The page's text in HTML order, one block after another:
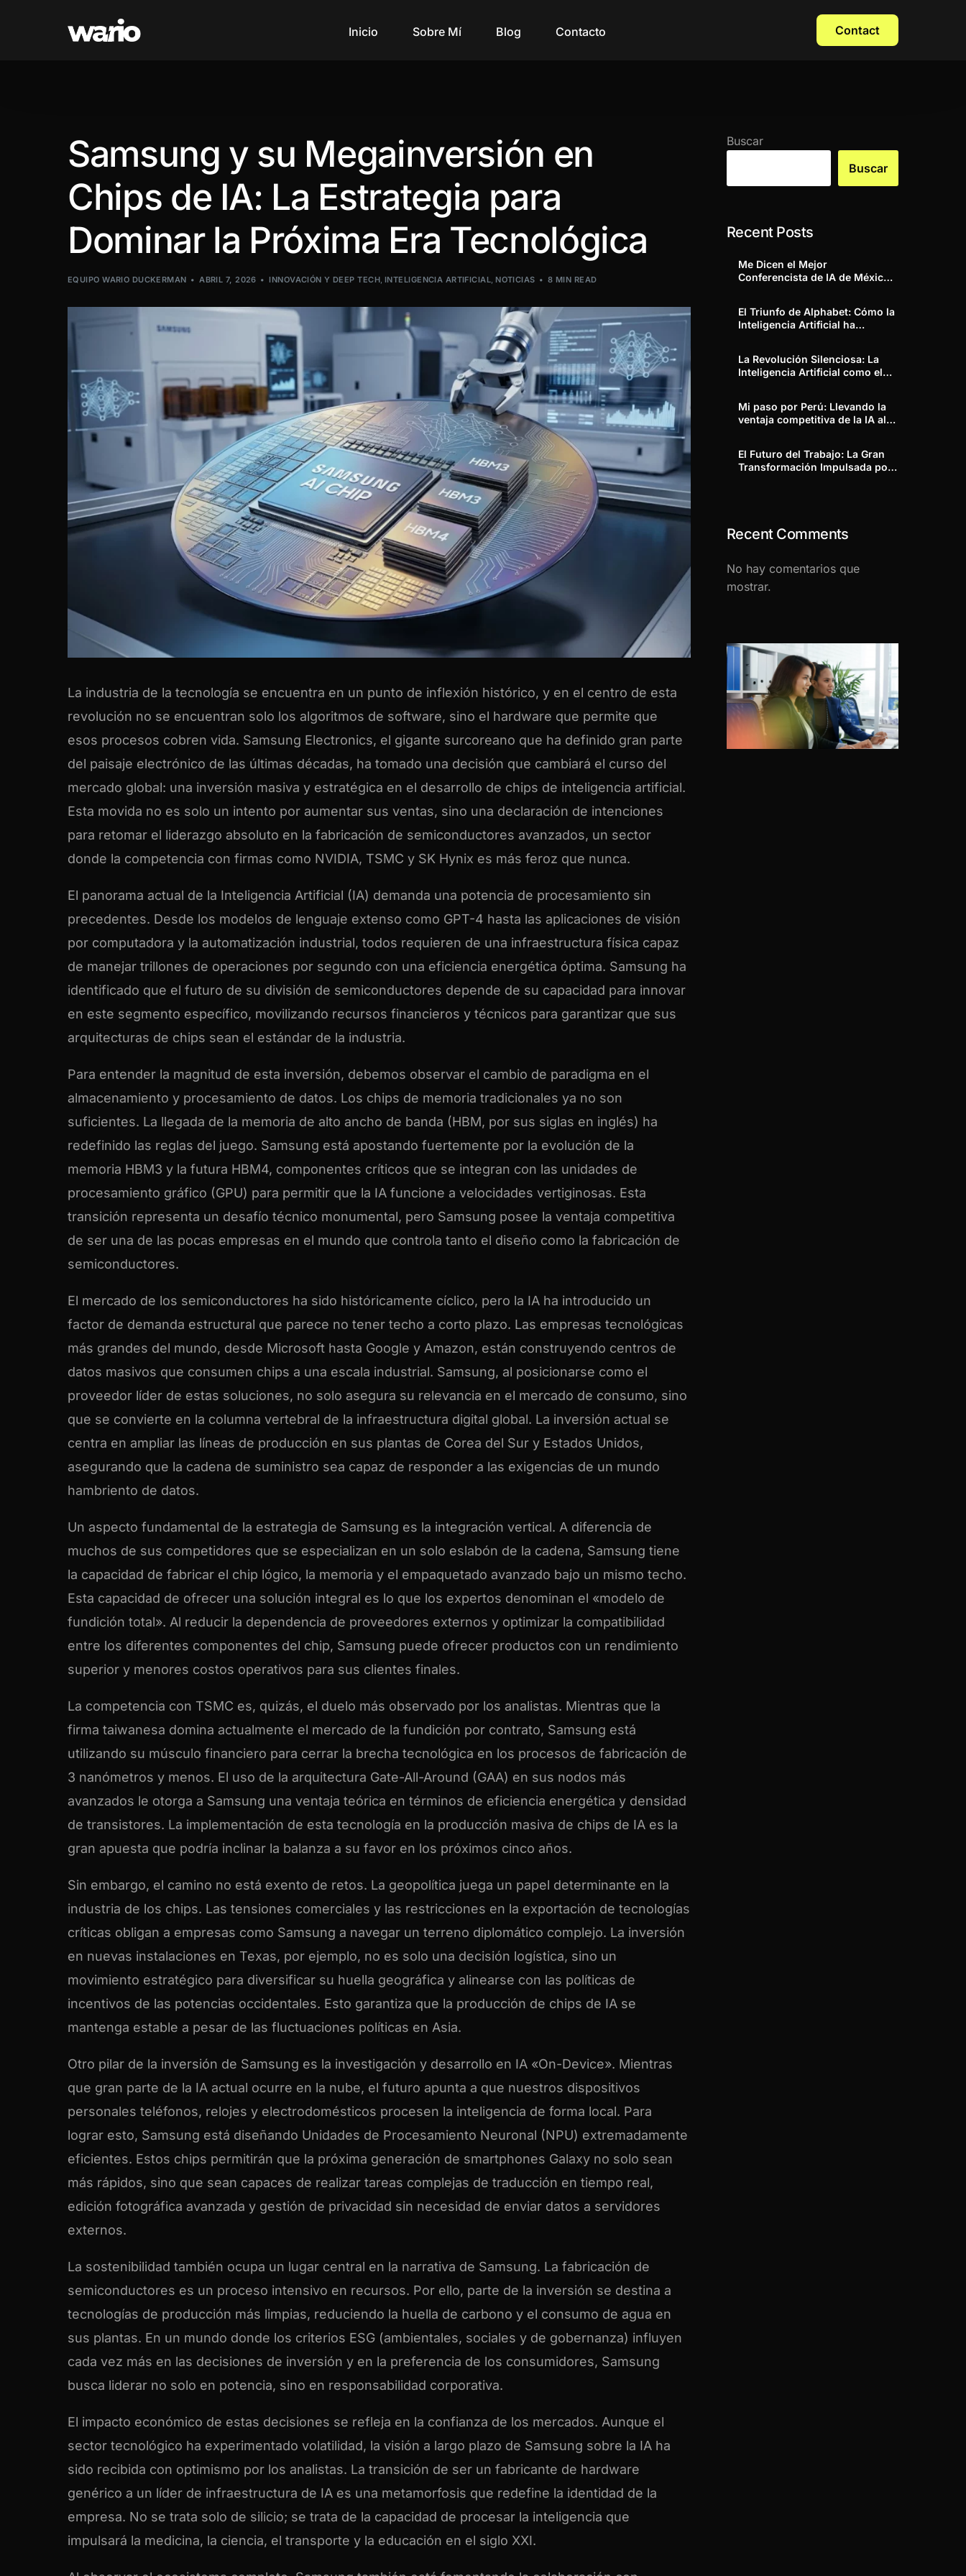
Inicio Sobre Mí Blog Contacto Contact
Samsung y su Megainversión en
Chips de IA: La Estrategia para
Dominar la Próxima Era Tecnológica
EQUIPO WARIO DUCKERMAN ABRIL 7, 2026 INNOVACIÓN Y DEEP TECH,INTELIGENCIA ARTIFICIAL,NOTICIAS 8 MIN READ
La industria de la tecnología se encuentra en un punto de inflexión histórico, y en el centro de esta
revolución no se encuentran solo los algoritmos de software, sino el hardware que permite que
esos procesos cobren vida. Samsung Electronics, el gigante surcoreano que ha definido gran parte
del paisaje electrónico de las últimas décadas, ha tomado una decisión que cambiará el curso del
mercado global: una inversión masiva y estratégica en el desarrollo de chips de inteligencia artificial.
Esta movida no es solo un intento por aumentar sus ventas, sino una declaración de intenciones
para retomar el liderazgo absoluto en la fabricación de semiconductores avanzados, un sector
donde la competencia con firmas como NVIDIA, TSMC y SK Hynix es más feroz que nunca.
El panorama actual de la Inteligencia Artificial (IA) demanda una potencia de procesamiento sin
precedentes. Desde los modelos de lenguaje extenso como GPT-4 hasta las aplicaciones de visión
por computadora y la automatización industrial, todos requieren de una infraestructura física capaz
de manejar trillones de operaciones por segundo con una eficiencia energética óptima. Samsung ha
identificado que el futuro de su división de semiconductores depende de su capacidad para innovar
en este segmento específico, movilizando recursos financieros y técnicos para garantizar que sus
arquitecturas de chips sean el estándar de la industria.
Para entender la magnitud de esta inversión, debemos observar el cambio de paradigma en el
almacenamiento y procesamiento de datos. Los chips de memoria tradicionales ya no son
suficientes. La llegada de la memoria de alto ancho de banda (HBM, por sus siglas en inglés) ha
redefinido las reglas del juego. Samsung está apostando fuertemente por la evolución de la
memoria HBM3 y la futura HBM4, componentes críticos que se integran con las unidades de
procesamiento gráfico (GPU) para permitir que la IA funcione a velocidades vertiginosas. Esta
transición representa un desafío técnico monumental, pero Samsung posee la ventaja competitiva
de ser una de las pocas empresas en el mundo que controla tanto el diseño como la fabricación de
semiconductores.
El mercado de los semiconductores ha sido históricamente cíclico, pero la IA ha introducido un
factor de demanda estructural que parece no tener techo a corto plazo. Las empresas tecnológicas
más grandes del mundo, desde Microsoft hasta Google y Amazon, están construyendo centros de
datos masivos que consumen chips a una escala industrial. Samsung, al posicionarse como el
proveedor líder de estas soluciones, no solo asegura su relevancia en el mercado de consumo, sino
que se convierte en la columna vertebral de la infraestructura digital global. La inversión actual se
centra en ampliar las líneas de producción en sus plantas de Corea del Sur y Estados Unidos,
asegurando que la cadena de suministro sea capaz de responder a las exigencias de un mundo
hambriento de datos.
Un aspecto fundamental de la estrategia de Samsung es la integración vertical. A diferencia de
muchos de sus competidores que se especializan en un solo eslabón de la cadena, Samsung tiene
la capacidad de fabricar el chip lógico, la memoria y el empaquetado avanzado bajo un mismo techo.
Esta capacidad de ofrecer una solución integral es lo que los expertos denominan el «modelo de
fundición total». Al reducir la dependencia de proveedores externos y optimizar la compatibilidad
entre los diferentes componentes del chip, Samsung puede ofrecer productos con un rendimiento
superior y menores costos operativos para sus clientes finales.
La competencia con TSMC es, quizás, el duelo más observado por los analistas. Mientras que la
firma taiwanesa domina actualmente el mercado de la fundición por contrato, Samsung está
utilizando su músculo financiero para cerrar la brecha tecnológica en los procesos de fabricación de
3 nanómetros y menos. El uso de la arquitectura Gate-All-Around (GAA) en sus nodos más
avanzados le otorga a Samsung una ventaja teórica en términos de eficiencia energética y densidad
de transistores. La implementación de esta tecnología en la producción masiva de chips de IA es la
gran apuesta que podría inclinar la balanza a su favor en los próximos cinco años.
Sin embargo, el camino no está exento de retos. La geopolítica juega un papel determinante en la
industria de los chips. Las tensiones comerciales y las restricciones en la exportación de tecnologías
críticas obligan a empresas como Samsung a navegar un terreno diplomático complejo. La inversión
en nuevas instalaciones en Texas, por ejemplo, no es solo una decisión logística, sino un
movimiento estratégico para diversificar su huella geográfica y alinearse con las políticas de
incentivos de las potencias occidentales. Esto garantiza que la producción de chips de IA se
mantenga estable a pesar de las fluctuaciones políticas en Asia.
Otro pilar de la inversión de Samsung es la investigación y desarrollo en IA «On-Device». Mientras
que gran parte de la IA actual ocurre en la nube, el futuro apunta a que nuestros dispositivos
personales teléfonos, relojes y electrodomésticos procesen la inteligencia de forma local. Para
lograr esto, Samsung está diseñando Unidades de Procesamiento Neuronal (NPU) extremadamente
eficientes. Estos chips permitirán que la próxima generación de smartphones Galaxy no solo sean
más rápidos, sino que sean capaces de realizar tareas complejas de traducción en tiempo real,
edición fotográfica avanzada y gestión de privacidad sin necesidad de enviar datos a servidores
externos.
La sostenibilidad también ocupa un lugar central en la narrativa de Samsung. La fabricación de
semiconductores es un proceso intensivo en recursos. Por ello, parte de la inversión se destina a
tecnologías de producción más limpias, reduciendo la huella de carbono y el consumo de agua en
sus plantas. En un mundo donde los criterios ESG (ambientales, sociales y de gobernanza) influyen
cada vez más en las decisiones de inversión y en la preferencia de los consumidores, Samsung
busca liderar no solo en potencia, sino en responsabilidad corporativa.
El impacto económico de estas decisiones se refleja en la confianza de los mercados. Aunque el
sector tecnológico ha experimentado volatilidad, la visión a largo plazo de Samsung sobre la IA ha
sido recibida con optimismo por los analistas. La transición de ser un fabricante de hardware
genérico a un líder de infraestructura de IA es una metamorfosis que redefine la identidad de la
empresa. No se trata solo de silicio; se trata de la capacidad de procesar la inteligencia que
impulsará la medicina, la ciencia, el transporte y la educación en el siglo XXI.
Buscar
Buscar
Recent Posts
Me Dicen el Mejor
Conferencista de IA de México y
Contado.
El Triunfo de Alphabet: Cómo la
Inteligencia Artificial ha
Ingresos Reales
La Revolución Silenciosa: La
Inteligencia Artificial como el
Mi paso por Perú: Llevando la
ventaja competitiva de la IA al
El Futuro del Trabajo: La Gran
Transformación Impulsada por
Recent Comments
No hay comentarios que
mostrar.